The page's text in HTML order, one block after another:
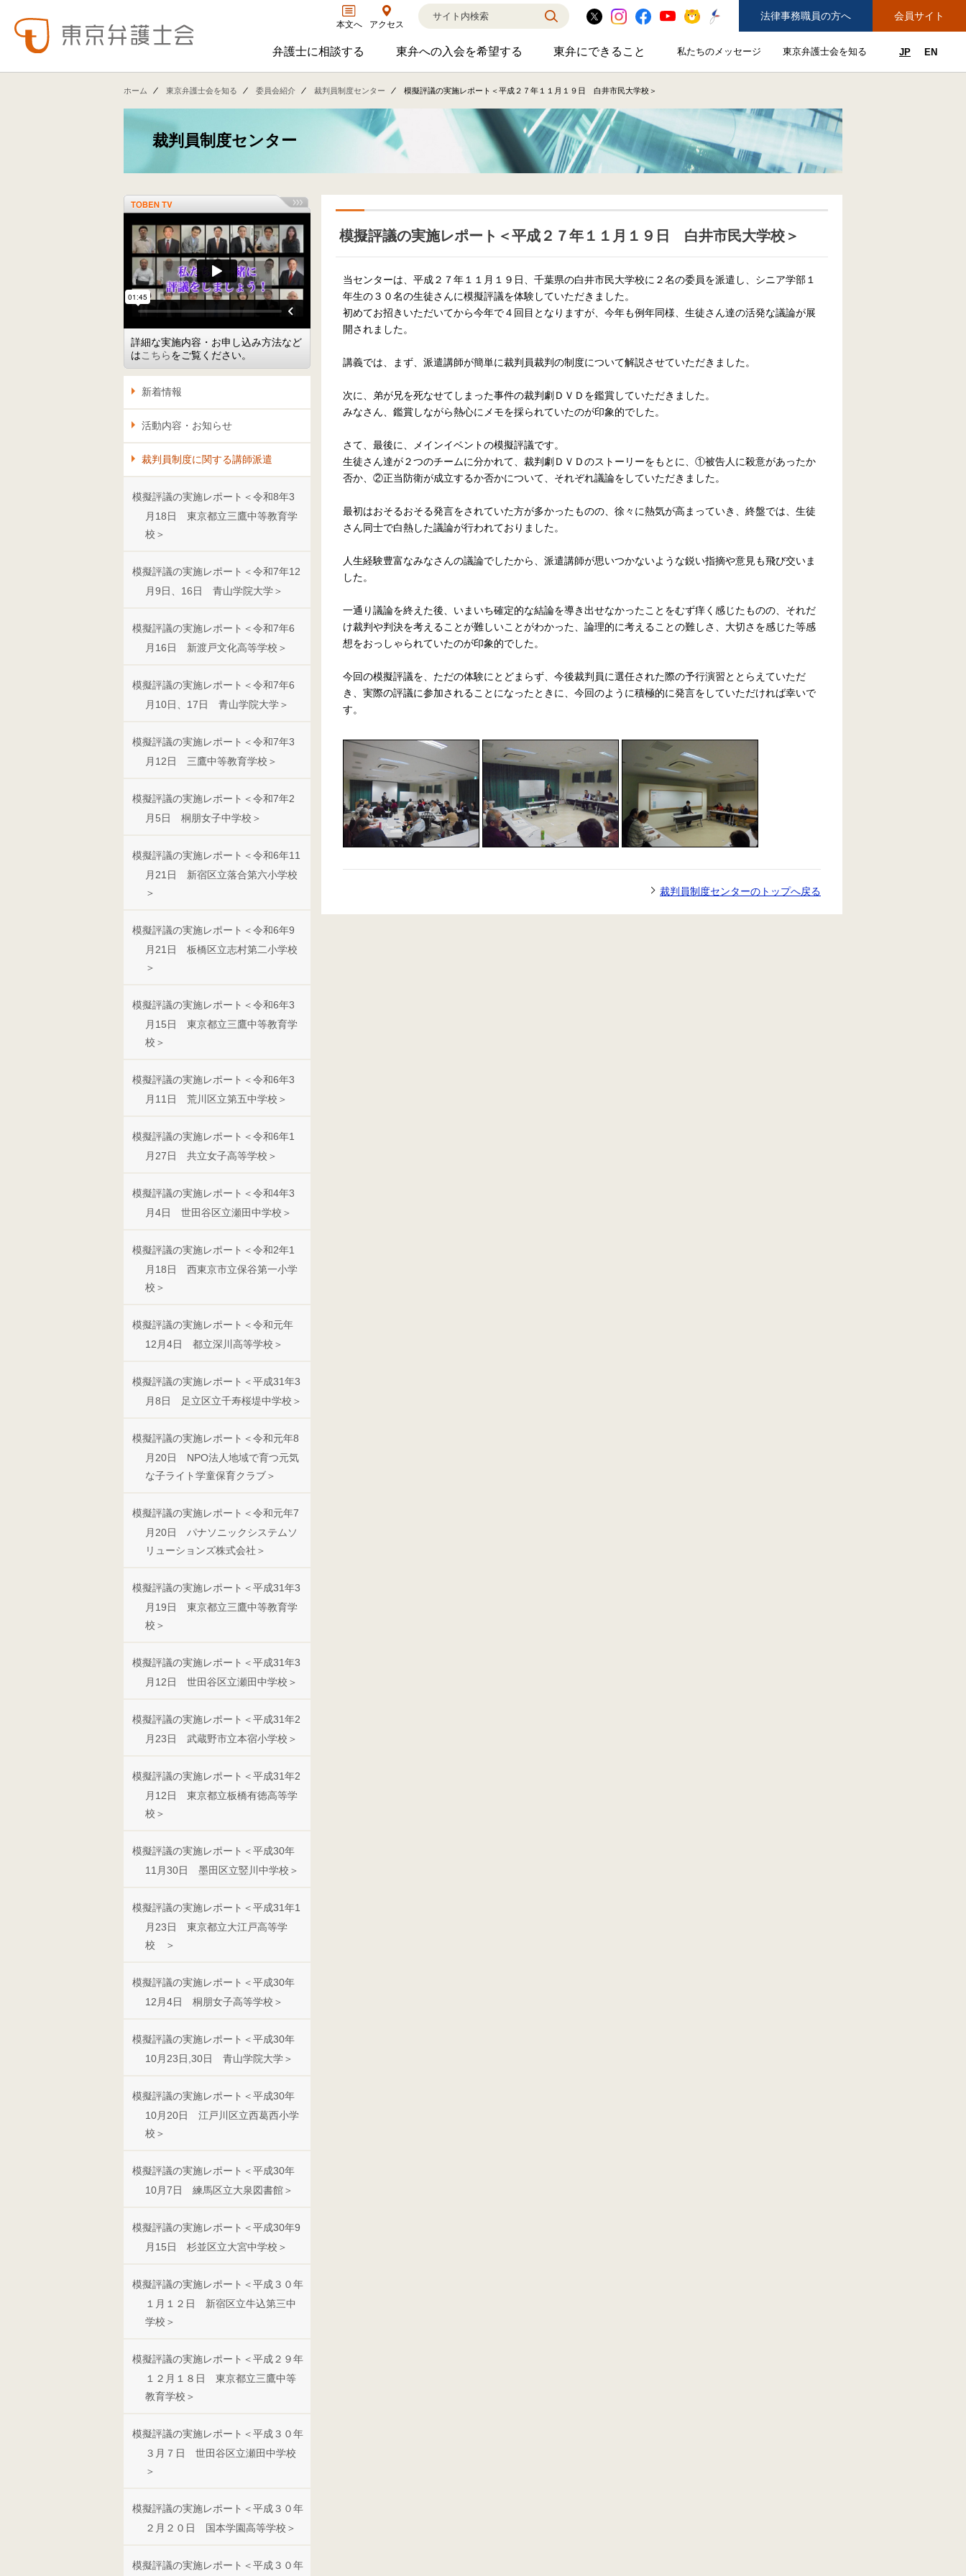
本文へ アクセス
法律事務職員の方へ 会員サイト
弁護士に相談する弁護士に相談するのサブメニューを開閉
東弁への入会を希望する東弁への入会を希望するのサブメニューを開閉
東弁にできること東弁にできることのサブメニューを開閉
私たちのメッセージ私たちのメッセージのサブメニューを開閉
東京弁護士会を知る東京弁護士会を知るのサブメニ
JP EN
ホーム 東京弁護士会を知る 委員会紹介 裁判員制度センター 模擬評議の実施レポート＜平成２７年１１月１９日 白井市民大学校＞
裁判員制度センター
詳細な実施内容・お申し込み方法など
はこちらをご覧ください。
新着情報
活動内容・お知らせ
裁判員制度に関する講師派遣
模擬評議の実施レポート＜令和8年3
月18日 東京都立三鷹中等教育学
校＞
模擬評議の実施レポート＜令和7年12
月9日、16日 青山学院大学＞
模擬評議の実施レポート＜令和7年6
月16日 新渡戸文化高等学校＞
模擬評議の実施レポート＜令和7年6
月10日、17日 青山学院大学＞
模擬評議の実施レポート＜令和7年3
月12日 三鷹中等教育学校＞
模擬評議の実施レポート＜令和7年2
月5日 桐朋女子中学校＞
模擬評議の実施レポート＜令和6年11
月21日 新宿区立落合第六小学校
＞
模擬評議の実施レポート＜令和6年9
月21日 板橋区立志村第二小学校
＞
模擬評議の実施レポート＜令和6年3
月15日 東京都立三鷹中等教育学
校＞
模擬評議の実施レポート＜令和6年3
月11日 荒川区立第五中学校＞
模擬評議の実施レポート＜令和6年1
月27日 共立女子高等学校＞
模擬評議の実施レポート＜令和4年3
月4日 世田谷区立瀬田中学校＞
模擬評議の実施レポート＜令和2年1
月18日 西東京市立保谷第一小学
校＞
模擬評議の実施レポート＜令和元年
12月4日 都立深川高等学校＞
模擬評議の実施レポート＜平成31年3
月8日 足立区立千寿桜堤中学校＞
模擬評議の実施レポート＜令和元年8
月20日 NPO法人地域で育つ元気
な子ライト学童保育クラブ＞
模擬評議の実施レポート＜令和元年7
月20日 パナソニックシステムソ
リューションズ株式会社＞
模擬評議の実施レポート＜平成31年3
月19日 東京都立三鷹中等教育学
校＞
模擬評議の実施レポート＜平成31年3
月12日 世田谷区立瀬田中学校＞
模擬評議の実施レポート＜平成31年2
月23日 武蔵野市立本宿小学校＞
模擬評議の実施レポート＜平成31年2
月12日 東京都立板橋有徳高等学
校＞
模擬評議の実施レポート＜平成30年
11月30日 墨田区立竪川中学校＞
模擬評議の実施レポート＜平成31年1
月23日 東京都立大江戸高等学
校 ＞
模擬評議の実施レポート＜平成30年
12月4日 桐朋女子高等学校＞
模擬評議の実施レポート＜平成30年
10月23日,30日 青山学院大学＞
模擬評議の実施レポート＜平成30年
10月20日 江戸川区立西葛西小学
校＞
模擬評議の実施レポート＜平成30年
10月7日 練馬区立大泉図書館＞
模擬評議の実施レポート＜平成30年9
月15日 杉並区立大宮中学校＞
模擬評議の実施レポート＜平成３０年
１月１２日 新宿区立牛込第三中
学校＞
模擬評議の実施レポート＜平成２９年
１２月１８日 東京都立三鷹中等
教育学校＞
模擬評議の実施レポート＜平成３０年
３月７日 世田谷区立瀬田中学校
＞
模擬評議の実施レポート＜平成３０年
２月２０日 国本学園高等学校＞
模擬評議の実施レポート＜平成３０年
模擬評議の実施レポート＜平成２７年１１月１９日 白井市民大学校＞
当センターは、平成２７年１１月１９日、千葉県の白井市民大学校に２名の委員を派遣し、シニア学部１
年生の３０名の生徒さんに模擬評議を体験していただきました。
初めてお招きいただいてから今年で４回目となりますが、今年も例年同様、生徒さん達の活発な議論が展
開されました。
講義では、まず、派遣講師が簡単に裁判員裁判の制度について解説させていただきました。
次に、弟が兄を死なせてしまった事件の裁判劇ＤＶＤを鑑賞していただきました。
みなさん、鑑賞しながら熱心にメモを採られていたのが印象的でした。
さて、最後に、メインイベントの模擬評議です。
生徒さん達が２つのチームに分かれて、裁判劇ＤＶＤのストーリーをもとに、①被告人に殺意があったか
否か、②正当防衛が成立するか否かについて、それぞれ議論をしていただきました。
最初はおそるおそる発言をされていた方が多かったものの、徐々に熱気が高まっていき、終盤では、生徒
さん同士で白熱した議論が行われておりました。
人生経験豊富なみなさんの議論でしたから、派遣講師が思いつかないような鋭い指摘や意見も飛び交いま
した。
一通り議論を終えた後、いまいち確定的な結論を導き出せなかったことをむず痒く感じたものの、それだ
け裁判や判決を考えることが難しいことがわかった、論理的に考えることの難しさ、大切さを感じた等感
想をおっしゃられていたのが印象的でした。
今回の模擬評議を、ただの体験にとどまらず、今後裁判員に選任された際の予行演習ととらえていただ
き、実際の評議に参加されることになったときに、今回のように積極的に発言をしていただければ幸いで
す。
裁判員制度センターのトップへ戻る